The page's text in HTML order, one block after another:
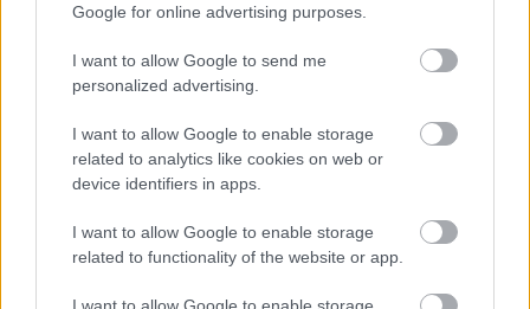
Google for online advertising purposes.
I want to allow Google to send me
personalized advertising.
I want to allow Google to enable storage
related to analytics like cookies on web or
device identifiers in apps.
I want to allow Google to enable storage
related to functionality of the website or app.
ΕΟΠΥΥ: Επίδομα έως 150 ευρώ – Ποιοι
ασφαλισμένοι το δικαιούνται
Τι σημαίνει η λέξη «ρίψασπις»
Προσλήψεις σε σχολεία: 1.116 θέσεις